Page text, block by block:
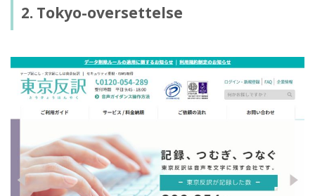
2. Tokyo-oversettelse